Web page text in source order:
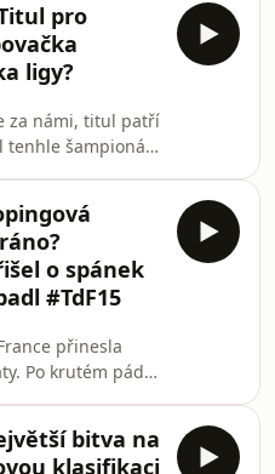
lídr závodu
opatrnější jízdu
Epizoda
přístupu
bitvě o bílý
o nočních
kte
pro
ligy?
za námi, titul patří
tenhle šampionát?
Jonáš Bartoš
Ondřej
o spánek
#TdF15
přinesla
Po krutém pádu
napínavémbitva na
klasifikaci